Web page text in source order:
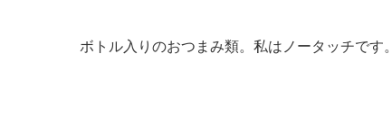
ボトル入りのおつまみ類。私はノータッチです。